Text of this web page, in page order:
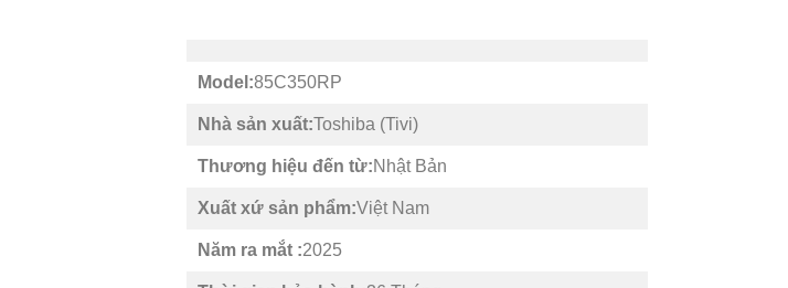
Model:85C350RP
Nhà sản xuất:Toshiba (Tivi)
Thương hiệu đến từ:Nhật Bản
Xuất xứ sản phẩm:Việt Nam
Năm ra mắt :2025